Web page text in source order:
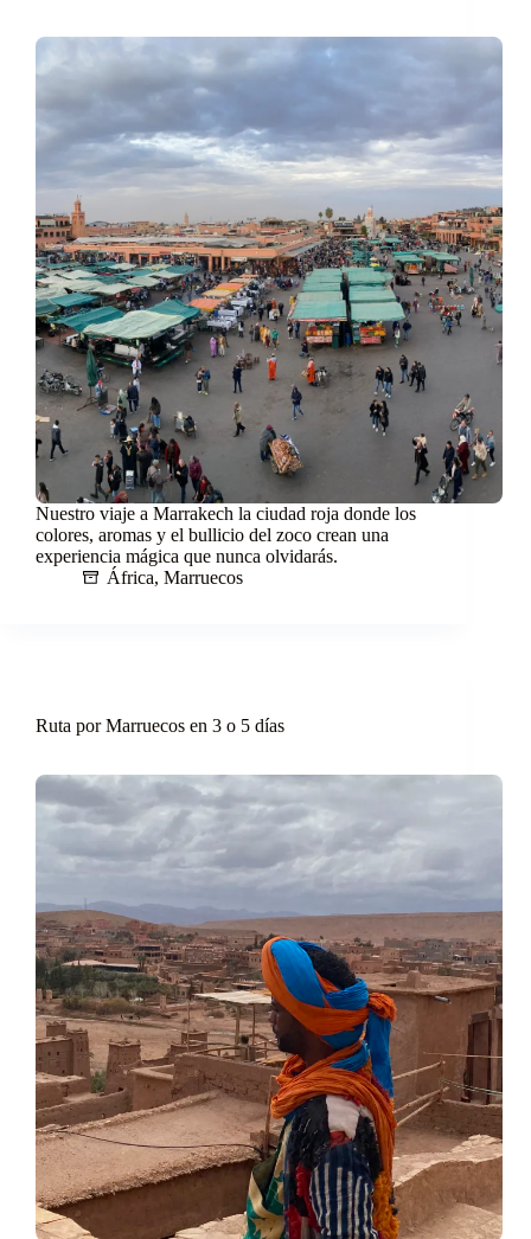
Nuestro viaje a Marrakech la ciudad roja donde los
colores, aromas y el bullicio del zoco crean una
experiencia mágica que nunca olvidarás.
África, Marruecos
Ruta por Marruecos en 3 o 5 días